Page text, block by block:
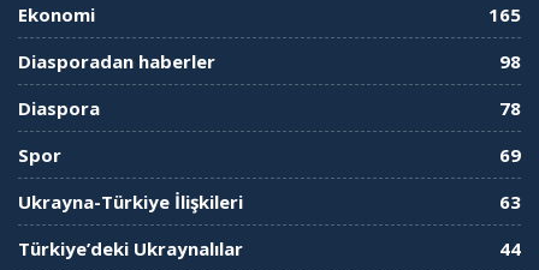
Ekonomi
165
Diasporadan haberler
98
Diaspora
78
Spor
69
Ukrayna-Türkiye İlişkileri
63
Türkiye’deki Ukraynalılar
44